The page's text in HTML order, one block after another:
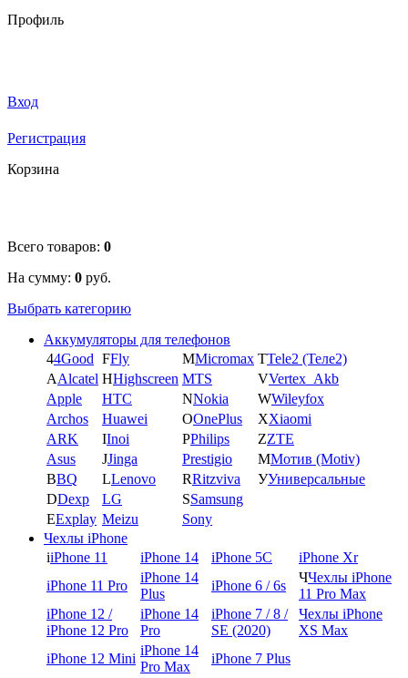
Профиль
Вход
Регистрация
Корзина
Всего товаров: 0
На сумму: 0 руб.
Выбрать категорию
Аккумуляторы для телефонов
44Good FFly MMicromax TTele2 (Теле2)
AAlcatel HHighscreen MTS VVertex_Akb
Apple
HTC NNokia WWileyfox
Archos
Huawei OOnePlus XXiaomi
ARK
IInoi PPhilips ZZTE
Asus
JJinga Prestigio ММотив (Motiv)
BBQ LLenovo RRitzviva УУниверсальные
DDexp LG SSamsung
EExplay Meizu
Sony
Чехлы iPhone
iiPhone 11 iPhone 14 iPhone 5C
iPhone Xr
iPhone 11 Pro
iPhone 14
Plus
iPhone 6 / 6s
ЧЧехлы iPhone
11 Pro Max
iPhone 12 /
iPhone 12 Pro
iPhone 14
Pro
iPhone 7 / 8 /
SE (2020)
Чехлы iPhone
XS Max
iPhone 12 Mini
iPhone 14
Pro Max
iPhone 7 Plus